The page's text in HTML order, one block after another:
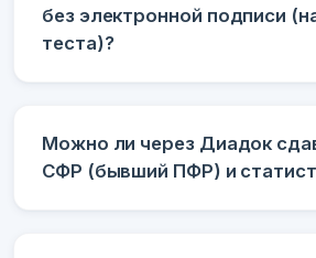
без электронной подписи
теста)?
Можно ли через Диадок
СФР (бывший ПФР) и